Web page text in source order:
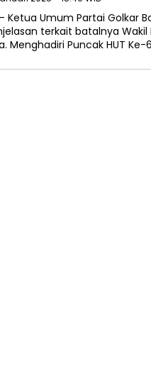
– Ketua Umum Partai Golkar
terkait batalnya Wakil
Menghadiri Puncak HUT